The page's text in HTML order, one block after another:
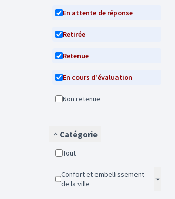
En attente de réponse
Retirée
Retenue
En cours d'évaluation
Non retenue
Catégorie
Tout
Confort et embellissement
de la ville